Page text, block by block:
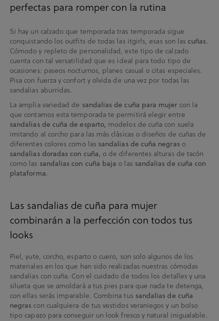
perfectas para romper con la rutina
Si hay un calzado que temporada tras temporada sigue
conquistando los outfits de todas las itgirls, esas son lascuñas.
Cómodo y repleto de personalidad, este tipo de calzado
cuenta con tal versatilidad que es ideal para todo tipo de
ocasiones: paseos nocturnos, planes casual o citas especiales.
Pisa con fuerza y confort y olvida de una vez por todas las
sandalias aburridas.
La amplia variedad de sandalias de cuña para mujer con la
que contamos esta temporada te permitirá elegir entre
sandalias de cuña de esparto, modelos de cuña con suela
imitando al corcho para las más clásicas o diseños de cuñas de
diferentes colores como las sandalias de cuña negraso
sandalias doradas con cuña, o de diferentes alturas de tacón
como las sandalias con cuña baja o las sandalias de cuña con
plataforma.
Las sandalias de cuña para mujer
combinarán a la perfección con todos tus
looks
Piel, yute, corcho, esparto o cuero, son solo algunos de los
materiales en los que han sido realizadas nuestras cómodas
sandalias con cuña. Con el cuidado de todos los detalles y una
silueta que se amoldará a tus pies para que nada te detenga,
con ellas serás imparable. Combina tus sandalias de cuña
negras con cualquiera de tus vestidos veraniegos y un bolso
tipo capazo para conseguir un look fresco y natural inigualable.